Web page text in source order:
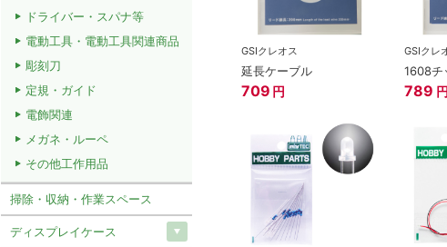
GSIクレオス
延長ケーブル
709 円
GSIクレ
1608チ
789 円
ドライバー・スパナ等
電動工具・電動工具関連商品
彫刻刀
定規・ガイド
電飾関連
メガネ・ルーペ
その他工作用品
掃除・収納・作業スペース
ディスプレイケース